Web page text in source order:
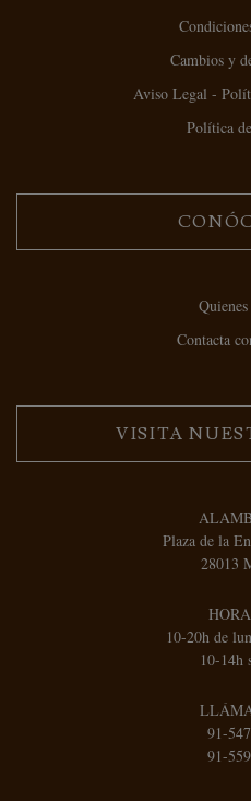
Cambios y
Aviso Legal -
Política
Contacta
VISITA
Plaza de la
28013
10-20h de
10-14h
91-
91-